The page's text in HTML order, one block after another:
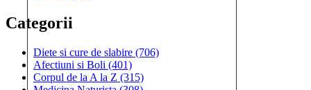
Categorii
Diete si cure de slabire (706)
Afectiuni si Boli (401)
Corpul de la A la Z (315)